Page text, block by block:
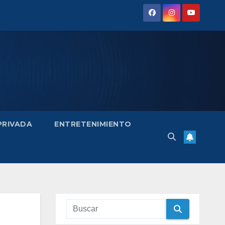
ENTRETENIMIENTO